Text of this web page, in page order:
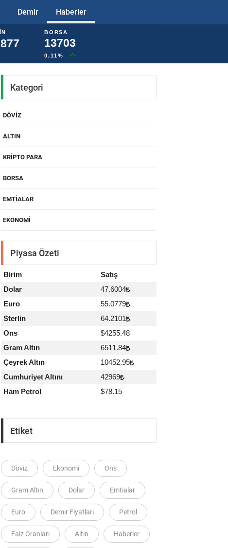
Demir Haberler
BORSA
13703
0,11%
Kategori
DÖVIZ
ALTIN
KRIPTO PARA
BORSA
EMTIALAR
EKONOMI
Piyasa Özeti
Birim
Satış
Dolar
47.6004
Euro
55.0779
Sterlin
64.2101
Ons
$4255.48
Gram Altın
6511.84
Çeyrek Altın
10452.95
Cumhuriyet Altını
42969
Ham Petrol
$78.15
Etiket
Döviz Ekonomi Ons
Gram Altın Dolar Emtialar
Euro Demir Fiyatları Petrol
Faiz Oranları Altın Haberler